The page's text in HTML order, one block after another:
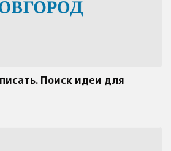
Поиск идеи для